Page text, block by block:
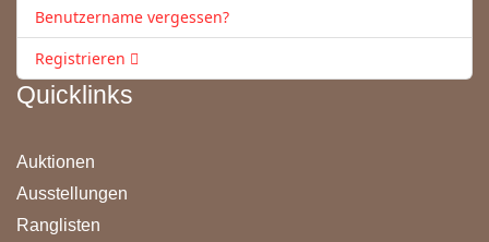
Quicklinks
Auktionen
Ausstellungen
Ranglisten
Benutzername vergessen?
Registrieren